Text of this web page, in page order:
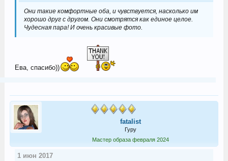
Они такие комфортные оба, и чувствуется, насколько им
хорошо друг с другом. Они смотрятся как единое целое.
Чудесная пара! И очень красивые фото.
Ева, спасибо))
fatalist
Гуру
Мастер образа февраля 2024
1 июн 2017